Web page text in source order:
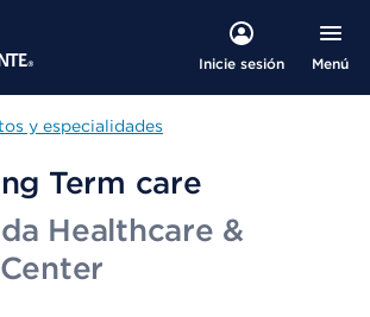
Inicie sesión Menú
y especialidades
y especialidades
Term care
Healthcare &